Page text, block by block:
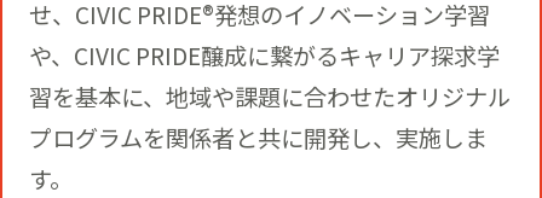
せ、CIVIC PRIDE®発想のイノベーション学習
や、CIVIC PRIDE醸成に繋がるキャリア探求学
習を基本に、地域や課題に合わせたオリジナル
プログラムを関係者と共に開発し、実施しま
す。